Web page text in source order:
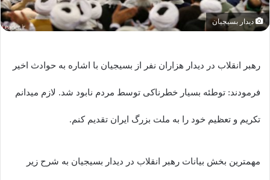
دیدار بسیجیان
رهبر انقلاب در دیدار هزاران نفر از بسیجیان با اشاره به حوادث اخیر
فرمودند: توطئه بسیار خطرناکی توسط مردم نابود شد. لازم میدانم
تکریم و تعظیم خود را به ملت بزرگ ایران تقدیم کنم.
مهمترین بخش بیانات رهبر انقلاب در دیدار بسیجیان به شرح زیر